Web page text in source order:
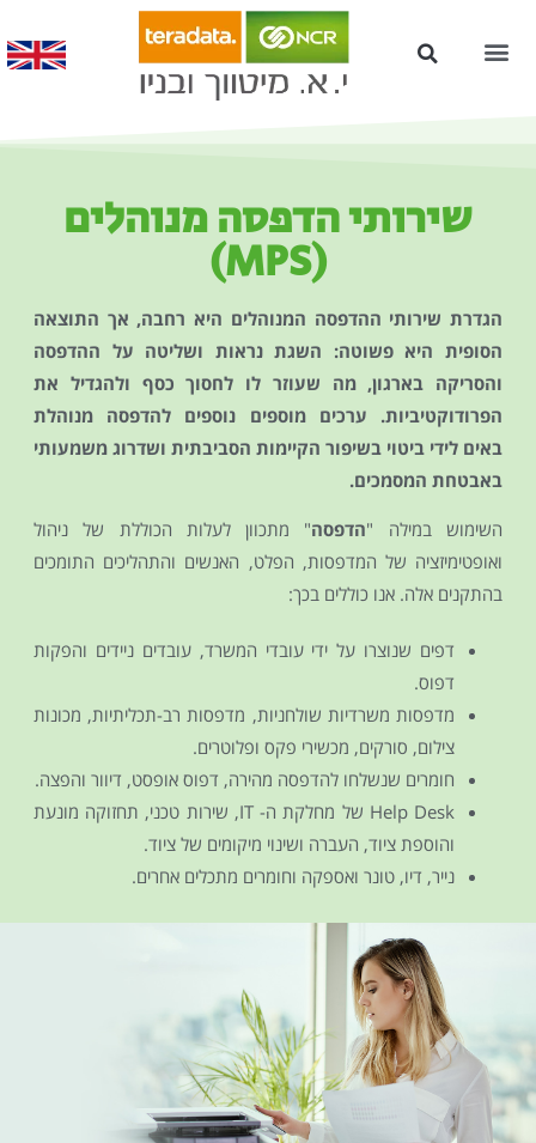
שירותי הדפסה מנוהלים
(MPS)
הגדרת שירותי ההדפסה המנוהלים היא רחבה, אך התוצאה
הסופית היא פשוטה: השגת נראות ושליטה על ההדפסה
והסריקה בארגון, מה שעוזר לו לחסוך כסף ולהגדיל את
הפרודוקטיביות. ערכים מוספים נוספים להדפסה מנוהלת
באים לידי ביטוי בשיפור הקיימות הסביבתית ושדרוג משמעותי
באבטחת המסמכים.
השימוש במילה "הדפסה" מתכוון לעלות הכוללת של ניהול
ואופטימיזציה של המדפסות, הפלט, האנשים והתהליכים התומכים
בהתקנים אלה. אנו כוללים בכך:
דפים שנוצרו על ידי עובדי המשרד, עובדים ניידים והפקות
דפוס.
מדפסות משרדיות שולחניות, מדפסות רב-תכליתיות, מכונות
צילום, סורקים, מכשירי פקס ופלוטרים.
חומרים שנשלחו להדפסה מהירה, דפוס אופסט, דיוור והפצה.
Help Desk של מחלקת ה- IT, שירות טכני, תחזוקה מונעת
והוספת ציוד, העברה ושינוי מיקומים של ציוד.
נייר, דיו, טונר ואספקה ​​וחומרים מתכלים אחרים.